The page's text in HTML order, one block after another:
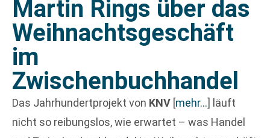
Martin Rings über das
Weihnachtsgeschäft
im
Zwischenbuchhandel
Das Jahrhundertprojekt von KNV [mehr…] läuft
nicht so reibungslos, wie erwartet – was Handel